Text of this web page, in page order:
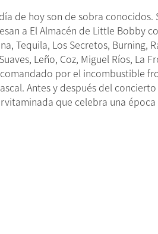
de hoy son de sobra conocidos.
a El Almacén de Little Bobby
Tequila, Los Secretos, Burning,
Leño, Coz, Miguel Ríos, La
por el incombustible
Antes y después del
que celebra una